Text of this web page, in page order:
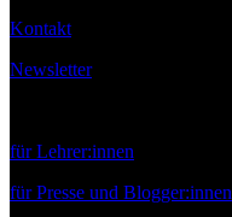
Kontakt
Newsletter
für Lehrer:innen
für Presse und Blogger:innen